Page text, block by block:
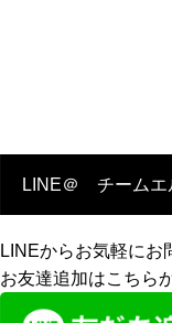
LINE＠ チームエ
LINEからお気軽にお
お友達追加はこちら